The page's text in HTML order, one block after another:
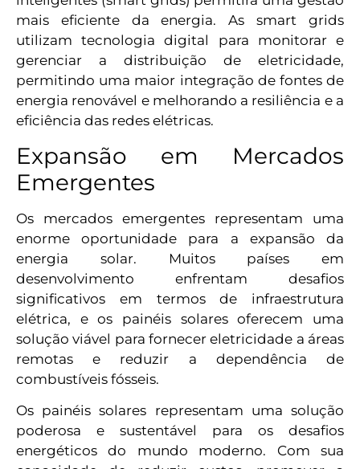
mais eficiente da energia. As smart grids
utilizam tecnologia digital para monitorar e
gerenciar a distribuição de eletricidade,
permitindo uma maior integração de fontes de
energia renovável e melhorando a resiliência e a
eficiência das redes elétricas.
Expansão em Mercados
Emergentes
Os mercados emergentes representam uma
enorme oportunidade para a expansão da
energia solar. Muitos países em
desenvolvimento enfrentam desafios
significativos em termos de infraestrutura
elétrica, e os painéis solares oferecem uma
solução viável para fornecer eletricidade a áreas
remotas e reduzir a dependência de
combustíveis fósseis.
Os painéis solares representam uma solução
poderosa e sustentável para os desafios
energéticos do mundo moderno. Com sua